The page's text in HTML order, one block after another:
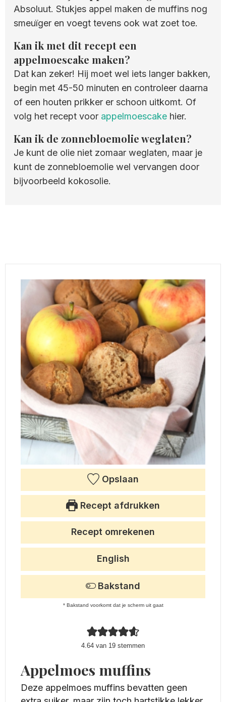
Absoluut. Stukjes appel maken de muffins nog
smeuïger en voegt tevens ook wat zoet toe.
Kan ik met dit recept een
appelmoescake maken?
Dat kan zeker! Hij moet wel iets langer bakken,
begin met 45-50 minuten en controleer daarna
of een houten prikker er schoon uitkomt. Of
volg het recept voor appelmoescake hier.
Kan ik de zonnebloemolie weglaten?
Je kunt de olie niet zomaar weglaten, maar je
kunt de zonnebloemolie wel vervangen door
bijvoorbeeld kokosolie.
Opslaan
Recept afdrukken
4.64 van 19 stemmen
Recept omrekenen
English
Bakstand
* Bakstand voorkomt dat je scherm uit gaat
Appelmoes muffins
Deze appelmoes muffins bevatten geen